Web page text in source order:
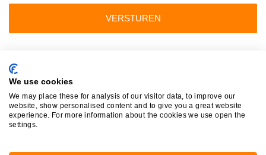
Autobedrijf Eric de Kort B.V.
Julianastraat 19
5171GK Kaatsheuvel
Op 0,97 km afstand
We use cookies
We may place these for analysis of our visitor data, to improve our
website, show personalised content and to give you a great website
experience. For more information about the cookies we use open the
settings.